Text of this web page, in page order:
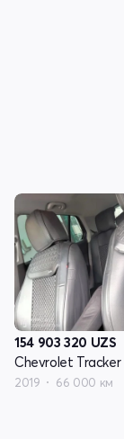
154 903 320 UZS
2019 66 000 км